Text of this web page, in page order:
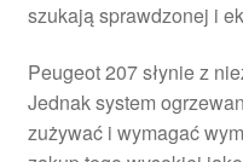
szukają sprawdzonej i
Peugeot 207 słynie z
Jednak system
zużywać i wymagać